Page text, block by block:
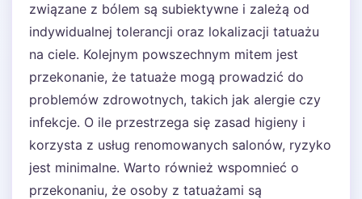
związane z bólem są subiektywne i zależą od
indywidualnej tolerancji oraz lokalizacji tatuażu
na ciele. Kolejnym powszechnym mitem jest
przekonanie, że tatuaże mogą prowadzić do
problemów zdrowotnych, takich jak alergie czy
infekcje. O ile przestrzega się zasad higieny i
korzysta z usług renomowanych salonów, ryzyko
jest minimalne. Warto również wspomnieć o
przekonaniu, że osoby z tatuażami są